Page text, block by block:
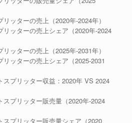
ッターの売上（2020年-2024年）
リッターの売上シェア（2020年-2024
ッターの売上（2025年-2031年）
リッターの売上シェア（2025-2031
スプリッター収益：2020年 VS 2024
スプリッター販売量（2020年-2024
スプリッター販売量シェア（2020